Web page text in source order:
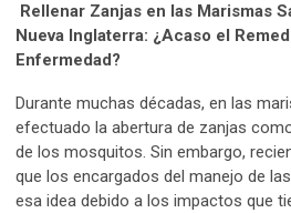
Rellenar Zanjas en las Marismas
Nueva Inglaterra: ¿Acaso el
Enfermedad?
Durante muchas décadas, en las
efectuado la abertura de zanjas
de los mosquitos. Sin embargo,
que los encargados del manejo de
esa idea debido a los impactos que